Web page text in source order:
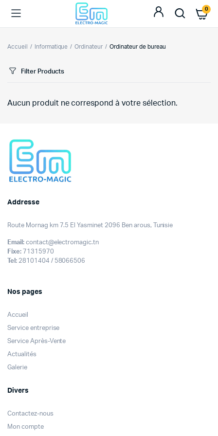
0
Accueil Informatique Ordinateur Ordinateur de bureau
Filter Products
Aucun produit ne correspond à votre sélection.
Addresse
Route Mornag km 7.5 El Yasminet 2096 Ben arous, Tunisie
Email:contact@electromagic.tn
Fixe:71315970
Tel:28101404 / 58066506
Nos pages
Accueil
Service entreprise
Service Après-Vente
Actualités
Galerie
Divers
Contactez-nous
Mon compte